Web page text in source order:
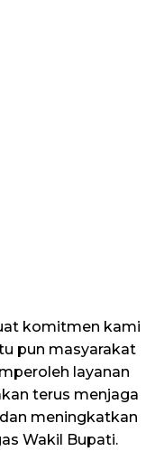
komitmen kami
pun masyarakat
layanan
terus menjaga
meningkatkan
Wakil Bupati.